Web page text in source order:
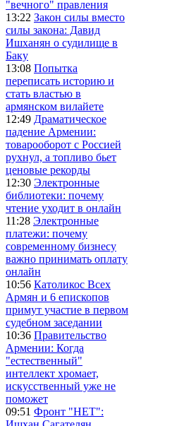
"вечного" правления
13:22 Закон силы вместо
силы закона: Давид
Ишханян о судилище в
Баку
13:08 Попытка
переписать историю и
стать властью в
армянском вилайете
12:49 Драматическое
падение Армении:
товарооборот с Россией
рухнул, а топливо бьет
ценовые рекорды
12:30 Электронные
библиотеки: почему
чтение уходит в онлайн
11:28 Электронные
платежи: почему
современному бизнесу
важно принимать оплату
онлайн
10:56 Католикос Всех
Армян и 6 епископов
примут участие в первом
судебном заседании
10:36 Правительство
Армении: Когда
"естественный"
интеллект хромает,
искусственный уже не
поможет
09:51 Фронт "НЕТ":